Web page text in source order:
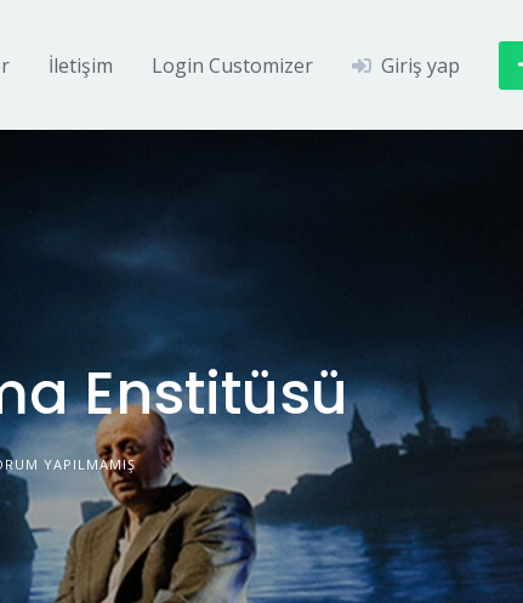
İletişim Login Customizer Giriş yap
Enstitüsü
YAPILMAMIŞ